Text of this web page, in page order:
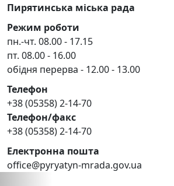
Пирятинська міська рада
Режим роботи
пн.-чт. 08.00 - 17.15
пт. 08.00 - 16.00
обідня перерва - 12.00 - 13.00
Телефон
+38 (05358) 2-14-70
Телефон/факс
+38 (05358) 2-14-70
Електронна пошта
office@pyryatyn-mrada.gov.ua